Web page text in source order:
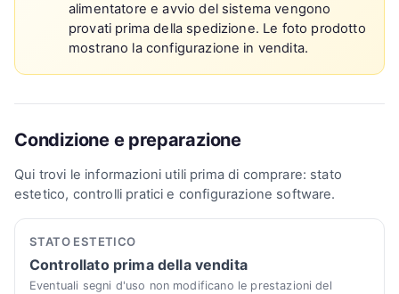
alimentatore e avvio del sistema vengono
provati prima della spedizione. Le foto prodotto
mostrano la configurazione in vendita.
Condizione e preparazione
Qui trovi le informazioni utili prima di comprare: stato
estetico, controlli pratici e configurazione software.
STATO ESTETICO
Controllato prima della vendita
Eventuali segni d'uso non modificano le prestazioni del